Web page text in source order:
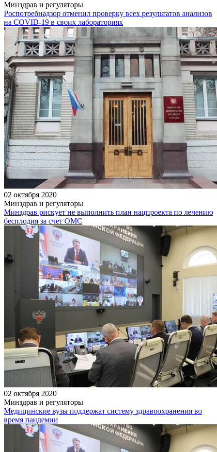
Минздрав и регуляторы
Роспотребнадзор отменил проверку всех результатов анализов
на COVID-19 в своих лабораториях
02 октября 2020
Минздрав и регуляторы
Минздрав рискует не выполнить план нацпроекта по лечению
бесплодия за счет ОМС
02 октября 2020
Минздрав и регуляторы
Медицинские вузы поддержат систему здравоохранения во
время пандемии